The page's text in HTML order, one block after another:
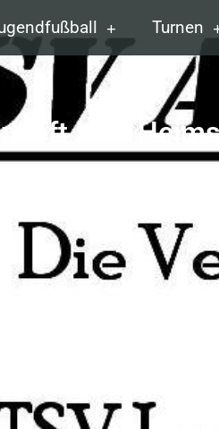
Turnen
zum